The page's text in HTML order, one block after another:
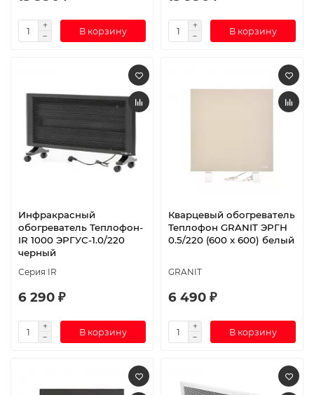
В корзину В корзину
Инфракрасный
обогреватель Теплофон-
IR 1000 ЭРГУС-1.0/220
черный
Серия IR
6 290 ₽
В корзину
Кварцевый обогреватель
Теплофон GRANIT ЭРГН
0.5/220 (600 х 600) белый
GRANIT
6 490 ₽
В корзину